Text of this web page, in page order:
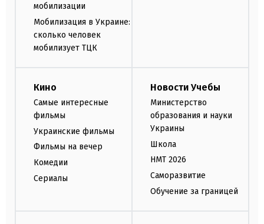
мобилизации
Мобилизация в Украине:
сколько человек
мобилизует ТЦК
Кино
Самые интересные
фильмы
Украинские фильмы
Фильмы на вечер
Комедии
Сериалы
Новости Учебы
Министерство
образования и науки
Украины
Школа
НМТ 2026
Саморазвитие
Обучение за границей